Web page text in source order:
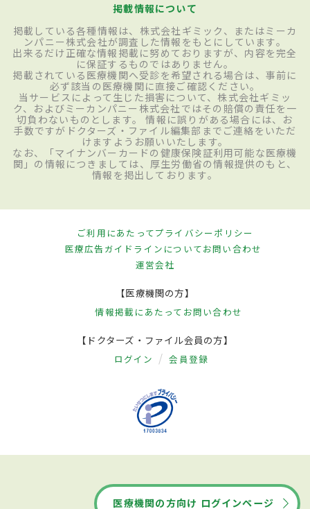
掲載情報について
掲載している各種情報は、株式会社ギミック、またはミーカ
ンパニー株式会社が調査した情報をもとにしています。
出来るだけ正確な情報掲載に努めておりますが、内容を完全
に保証するものではありません。
掲載されている医療機関へ受診を希望される場合は、事前に
必ず該当の医療機関に直接ご確認ください。
当サービスによって生じた損害について、株式会社ギミッ
ク、およびミーカンパニー株式会社ではその賠償の責任を一
切負わないものとします。 情報に誤りがある場合には、お
手数ですがドクターズ・ファイル編集部までご連絡をいただ
けますようお願いいたします。
なお、「マイナンバーカードの健康保険証利用可能な医療機
関」の情報につきましては、厚生労働省の情報提供のもと、
情報を掲出しております。
ご利用にあたってプライバシーポリシー
医療広告ガイドラインについてお問い合わせ
運営会社
【医療機関の方】
情報掲載にあたって お問い合わせ
【ドクターズ・ファイル会員の方】
ログイン 会員登録
医療機関の方向け ログインページ